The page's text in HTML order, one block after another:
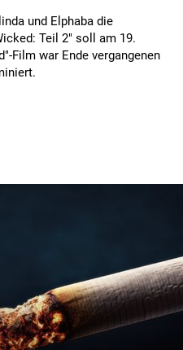
und Elphaba die
Teil 2" soll am 19.
Film war Ende vergangenen